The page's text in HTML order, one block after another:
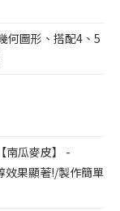
何圖形、搭配4、5
南瓜麥皮】 -
效果顯著!/製作簡單